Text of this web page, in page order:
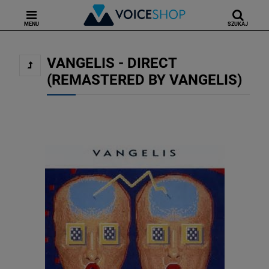
MENU SZUKAJ
VANGELIS - DIRECT
(REMASTERED BY VANGELIS)